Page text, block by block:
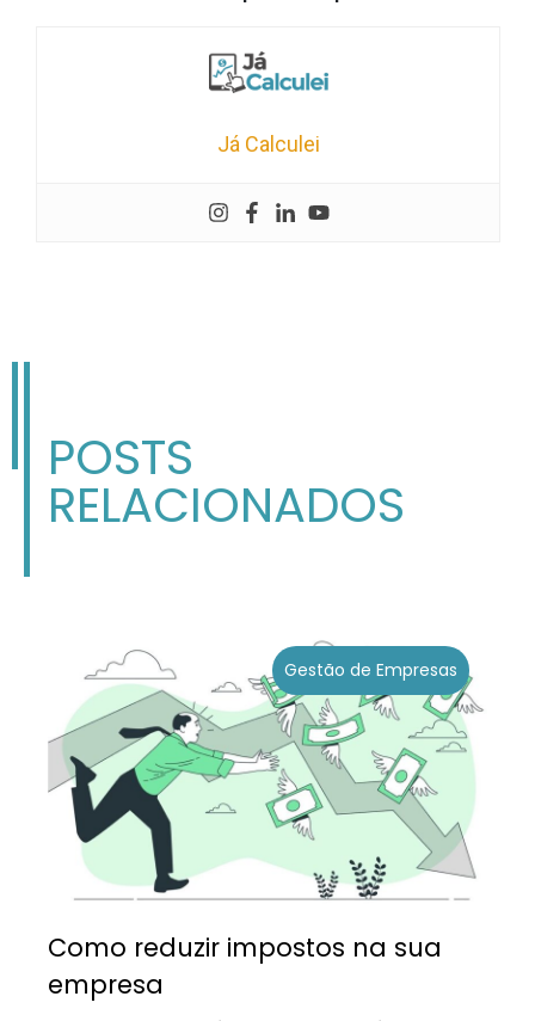
Já Calculei
POSTS
RELACIONADOS
Gestão de Empresas
Como reduzir impostos na sua
empresa